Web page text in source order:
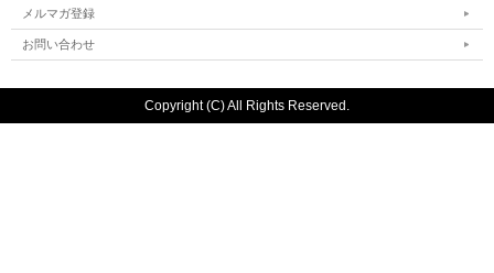
メルマガ登録
お問い合わせ
Copyright (C) All Rights Reserved.